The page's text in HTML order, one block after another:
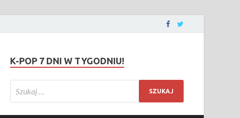
K-POP 7 DNI W TYGODNIU!